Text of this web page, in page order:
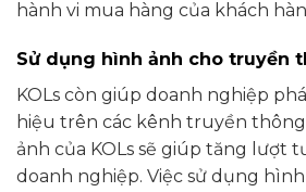
hành vi mua hàng của khách
Sử dụng hình ảnh cho truyền
KOLs còn giúp doanh nghiệp
hiệu trên các kênh truyền
ảnh của KOLs sẽ giúp tăng lượt
doanh nghiệp. Việc sử dụng